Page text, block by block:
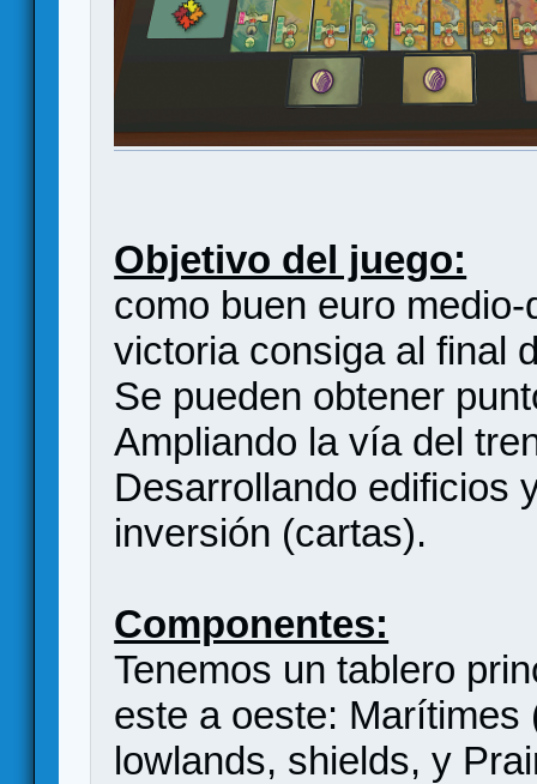
Objetivo del juego:
como buen euro
victoria consiga al final
Se pueden obtener
Ampliando la vía del
Desarrollando edificios
inversión (cartas).
Componentes:
Tenemos un tablero
este a oeste:
lowlands, shields, y